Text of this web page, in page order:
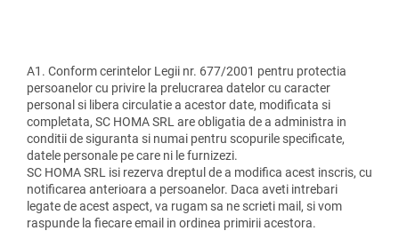
A1. Conform cerintelor Legii nr. 677/2001 pentru protectia
persoanelor cu privire la prelucrarea datelor cu caracter
personal si libera circulatie a acestor date, modificata si
completata, SC HOMA SRL are obligatia de a administra in
conditii de siguranta si numai pentru scopurile specificate,
datele personale pe care ni le furnizezi.
SC HOMA SRL isi rezerva dreptul de a modifica acest inscris, cu
notificarea anterioara a persoanelor. Daca aveti intrebari
legate de acest aspect, va rugam sa ne scrieti mail, si vom
raspunde la fiecare email in ordinea primirii acestora.